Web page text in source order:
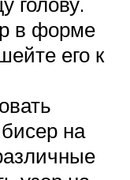
в форме
его к
на